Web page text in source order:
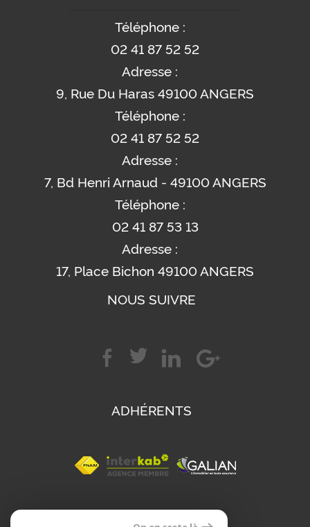
Téléphone :
02 41 87 52 52
Adresse :
9, Rue Du Haras 49100 ANGERS
Téléphone :
02 41 87 52 52
Adresse :
7, Bd Henri Arnaud - 49100 ANGERS
Téléphone :
02 41 87 53 13
Adresse :
17, Place Bichon 49100 ANGERS
NOUS SUIVRE
ADHÉRENTS
SE CONNECTER